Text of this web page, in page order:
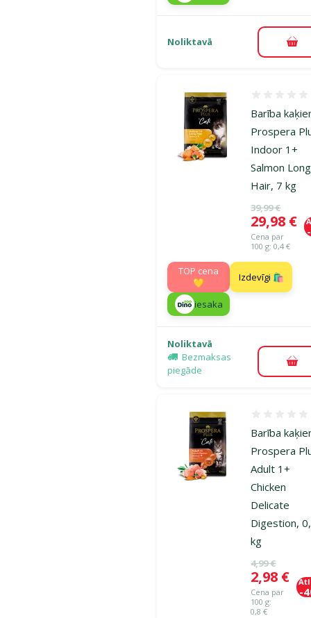
Noliktavā
Barība
Prospera
Indoor 1+
Salmon Long
Hair, 7 kg
Oriģinālā
39,99 €
Cena
29,98 €
Cena par
100 g: 0,4 €
TOP cena
💛
Izdevīgi 🛍️
iesaka
Noliktavā
Bezmaksas
piegāde
Barība
Prospera
Adult 1+
Chicken
Delicate
Digestion,
kg
Oriģinālā
4,99 €
Cena
2,98 €
Cena par
100 g:
0,8 €
-